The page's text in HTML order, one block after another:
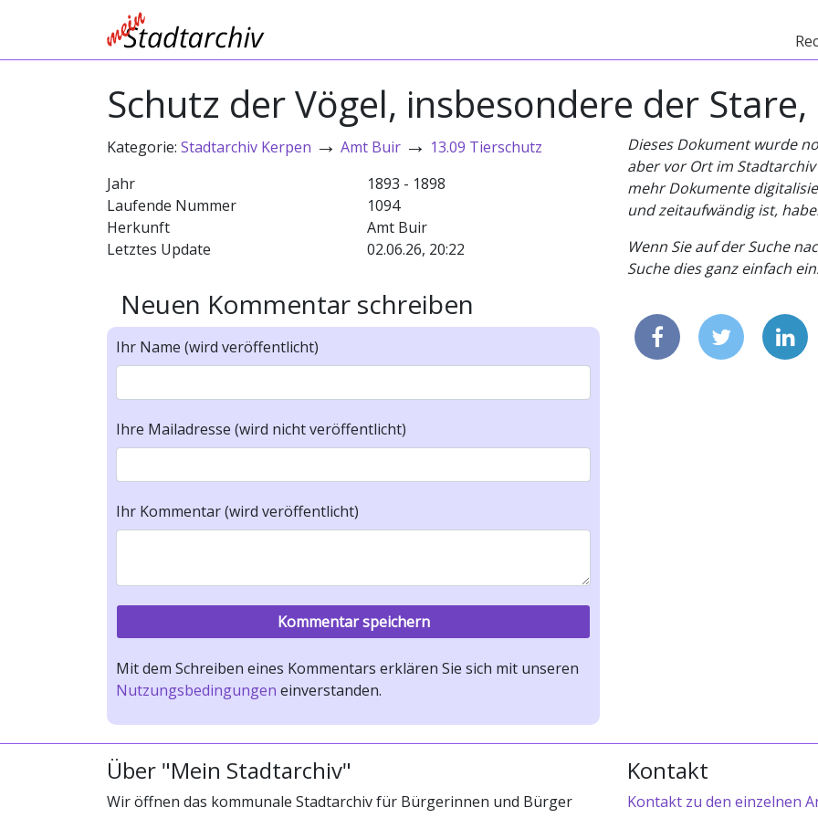
Schutz der Vögel, insbesondere der Stare,
Kategorie: Stadtarchiv Kerpen → Amt Buir → 13.09 Tierschutz
Jahr
1893 - 1898
Laufende Nummer
1094
Herkunft
Amt Buir
Letztes Update
02.06.26, 20:22
Neuen Kommentar schreiben
Ihr Name (wird veröffentlicht)
Ihre Mailadresse (wird nicht veröffentlicht)
Ihr Kommentar (wird veröffentlicht)
Mit dem Schreiben eines Kommentars erklären Sie sich mit unseren
Nutzungsbedingungen einverstanden.
Dieses Dokument wurde
aber vor Ort im
mehr Dokumente
und zeitaufwändig ist,
Wenn Sie auf der Suche
Suche dies ganz einfach
Über "Mein Stadtarchiv"
Wir öffnen das kommunale Stadtarchiv für Bürgerinnen und Bürger
Kontakt
Kontakt zu den einzelnen